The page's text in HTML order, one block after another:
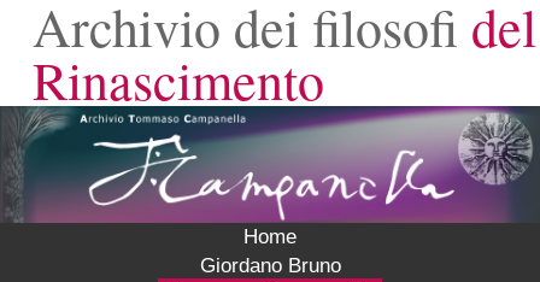
Archivio dei filosofi del
Rinascimento
Home
Giordano Bruno